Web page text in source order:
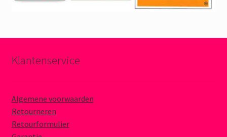
Klantenservice
Algemene voorwaarden
Retourneren
Retourformulier